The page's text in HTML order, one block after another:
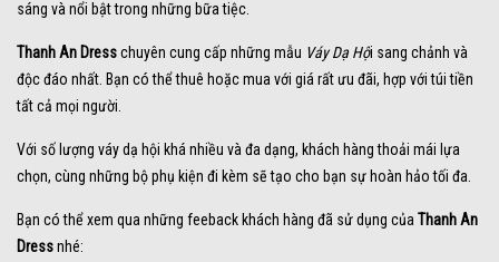
sáng và nổi bật trong những bữa tiệc.
Thanh An Dresschuyên cung cấp những mẫu Váy Dạ Hội sang chảnh và
độc đáo nhất. Bạn có thể thuê hoặc mua với giá rất ưu đãi, hợp với túi tiền
tất cả mọi người.
Với số lượng váy dạ hội khá nhiều và đa dạng, khách hàng thoải mái lựa
chọn, cùng những bộ phụ kiện đi kèm sẽ tạo cho bạn sự hoàn hảo tối đa.
Bạn có thể xem qua những feeback khách hàng đã sử dụng của Thanh An
Dressnhé: